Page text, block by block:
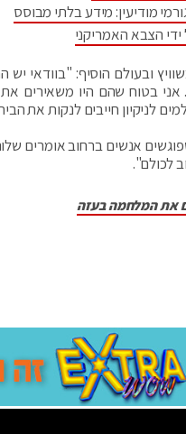
מודיעין: מידע בלתי מבוסס
הצבא האמריקני
ובעולם הוסיף: "בוודאי
בטוח שהם היו משאירים את
לניקיון חייבים לנקות את
אנשים ברחוב אומרים
לכולם".
את המלחמה בעזה